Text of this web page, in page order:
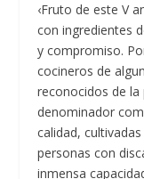
‹Fruto de este V
con ingredientes
y compromiso.
cocineros de
reconocidos de la
denominador
calidad,
personas con
inmensa